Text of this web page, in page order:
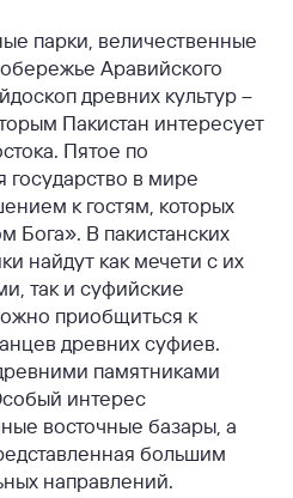
парки, величественные
Аравийского
древних культур –
Пакистан интересует
Пятое по
государство в мире
к гостям, которых
Бога». В пакистанских
найдут как мечети с их
так и суфийские
приобщиться к
древних суфиев.
памятниками
интерес
восточные базары, а
большим
направлений.